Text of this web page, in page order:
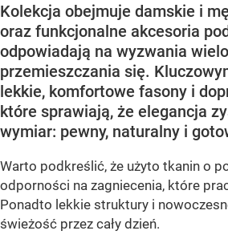
Kolekcja obejmuje damskie i
oraz funkcjonalne akcesoria
odpowiadają na wyzwania
przemieszczania się.
lekkie, komfortowe fasony i
które sprawiają, że elegancja
wymiar: pewny, naturalny i
Warto podkreślić, że użyto tkanin o
odporności na zagniecenia, które
Ponadto lekkie struktury i
świeżość przez cały dzień.